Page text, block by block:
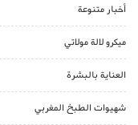
أخبار متنوعة
ميكرو لالة مولاتي
العناية بالبشرة
شهيوات الطبخ المغربي